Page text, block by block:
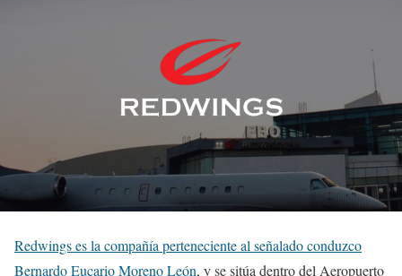
Redwings es la compañía perteneciente al señalado conduzco
Bernardo Eucario Moreno León, y se sitúa dentro del Aeropuerto